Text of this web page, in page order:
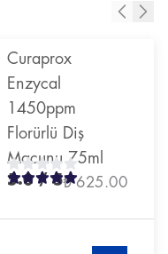
Curaprox
Enzycal
1450ppm
Florürlü Diş
Macunu 75ml
5.0/ 5₺ 625.00